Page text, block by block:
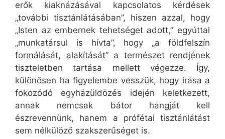
erők kiaknázásával kapcsolatos kérdések
„további tisztánlátásában”, hiszen azzal, hogy
„Isten az embernek tehetséget adott,” egyúttal
„munkatársul is hívta”, hogy „a földfelszín
formálását, alakítását” a természet rendjének
tiszteletben tartása mellett végezze. Így,
különösen ha figyelembe vesszük, hogy írása a
fokozódó egyházüldözés idején keletkezett,
annak nemcsak bátor hangját kell
észrevennünk, hanem a prófétai tisztánlátást
sem nélkülöző szakszerűséget is.